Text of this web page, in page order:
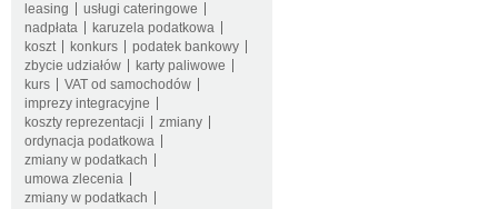
leasing
usługi cateringowe
nadpłata
karuzela podatkowa
koszt
konkurs
podatek bankowy
zbycie udziałów
karty paliwowe
kurs
VAT od samochodów
imprezy integracyjne
koszty reprezentacji
zmiany
ordynacja podatkowa
zmiany w podatkach
umowa zlecenia
zmiany w podatkach